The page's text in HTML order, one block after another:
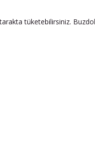
tüketebilirsiniz.